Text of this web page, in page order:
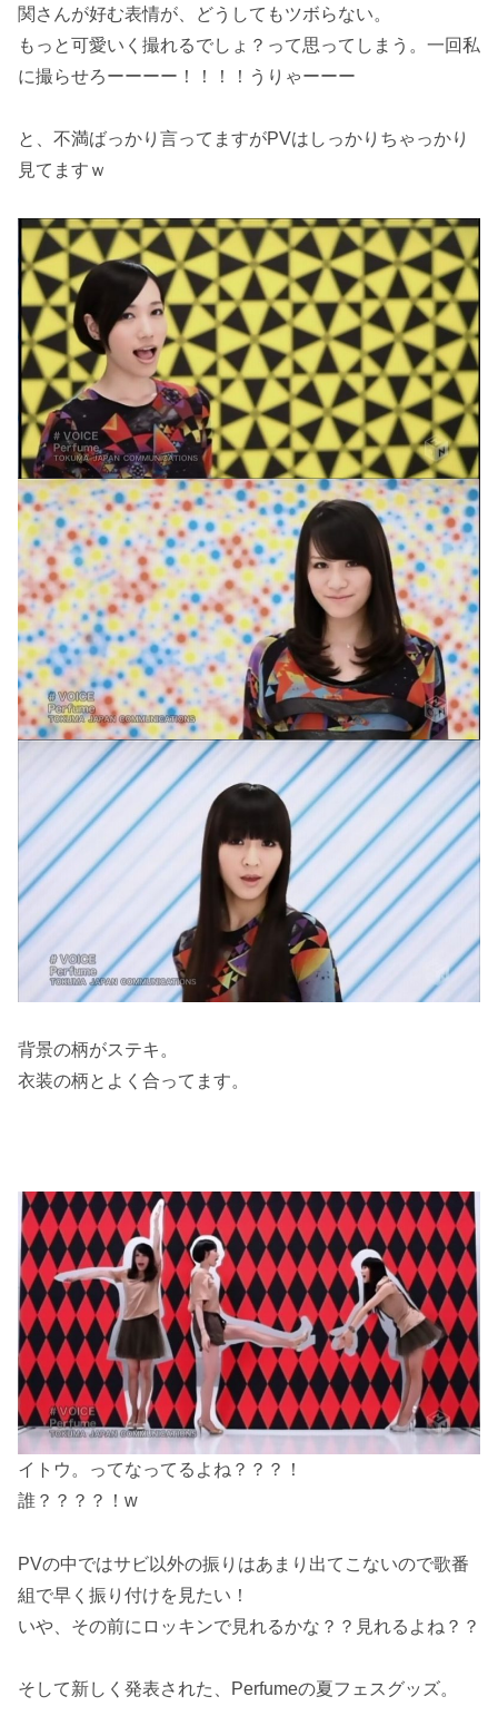
関さんが好む表情が、どうしてもツボらない。
もっと可愛いく撮れるでしょ？って思ってしまう。一回私
に撮らせろーーーー！！！！うりゃーーー
と、不満ばっかり言ってますがPVはしっかりちゃっかり
見てますｗ
背景の柄がステキ。
衣装の柄とよく合ってます。
イトウ。ってなってるよね？？？！
誰？？？？！w
PVの中ではサビ以外の振りはあまり出てこないので歌番
組で早く振り付けを見たい！
いや、その前にロッキンで見れるかな？？見れるよね？？
そして新しく発表された、Perfumeの夏フェスグッズ。